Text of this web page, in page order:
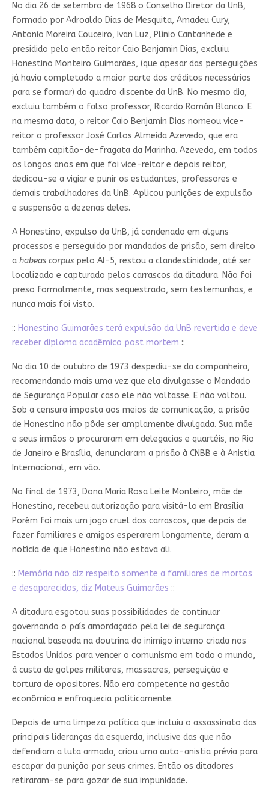
No dia 26 de setembro de 1968 o Conselho Diretor da UnB,
formado por Adroaldo Dias de Mesquita, Amadeu Cury,
Antonio Moreira Couceiro, Ivan Luz, Plínio Cantanhede e
presidido pelo então reitor Caio Benjamin Dias, excluiu
Honestino Monteiro Guimarães, (que apesar das perseguições
já havia completado a maior parte dos créditos necessários
para se formar) do quadro discente da UnB. No mesmo dia,
excluiu também o falso professor, Ricardo Román Blanco. E
na mesma data, o reitor Caio Benjamin Dias nomeou vice-
reitor o professor José Carlos Almeida Azevedo, que era
também capitão-de-fragata da Marinha. Azevedo, em todos
os longos anos em que foi vice-reitor e depois reitor,
dedicou-se a vigiar e punir os estudantes, professores e
demais trabalhadores da UnB. Aplicou punições de expulsão
e suspensão a dezenas deles.
A Honestino, expulso da UnB, já condenado em alguns
processos e perseguido por mandados de prisão, sem direito
a habeas corpuspelo AI-5, restou a clandestinidade, até ser
localizado e capturado pelos carrascos da ditadura. Não foi
preso formalmente, mas sequestrado, sem testemunhas, e
nunca mais foi visto.
:: Honestino Guimarães terá expulsão da UnB revertida e deve
receber diploma acadêmico post mortem ::
No dia 10 de outubro de 1973 despediu-se da companheira,
recomendando mais uma vez que ela divulgasse o Mandado
de Segurança Popular caso ele não voltasse. E não voltou.
Sob a censura imposta aos meios de comunicação, a prisão
de Honestino não pôde ser amplamente divulgada. Sua mãe
e seus irmãos o procuraram em delegacias e quartéis, no Rio
de Janeiro e Brasília, denunciaram a prisão à CNBB e à Anistia
Internacional, em vão.
No final de 1973, Dona Maria Rosa Leite Monteiro, mãe de
Honestino, recebeu autorização para visitá-lo em Brasília.
Porém foi mais um jogo cruel dos carrascos, que depois de
fazer familiares e amigos esperarem longamente, deram a
notícia de que Honestino não estava ali.
:: Memória não diz respeito somente a familiares de mortos
e desaparecidos, diz Mateus Guimarães ::
A ditadura esgotou suas possibilidades de continuar
governando o país amordaçado pela lei de segurança
nacional baseada na doutrina do inimigo interno criada nos
Estados Unidos para vencer o comunismo em todo o mundo,
à custa de golpes militares, massacres, perseguição e
tortura de opositores. Não era competente na gestão
econômica e enfraquecia politicamente.
Depois de uma limpeza política que incluiu o assassinato das
principais lideranças da esquerda, inclusive das que não
defendiam a luta armada, criou uma auto-anistia prévia para
escapar da punição por seus crimes. Então os ditadores
retiraram-se para gozar de sua impunidade.